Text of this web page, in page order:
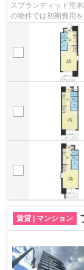
スプランディッド荒
の物件では初期費用
がある物件です。こ
賃貸 | マンション